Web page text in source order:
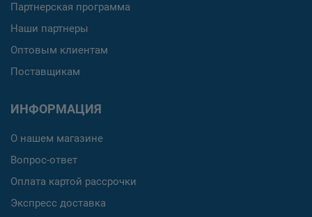
Партнерская программа
Наши партнеры
Оптовым клиентам
Поставщикам
ИНФОРМАЦИЯ
О нашем магазине
Вопрос-ответ
Оплата картой рассрочки
Экспресс доставка